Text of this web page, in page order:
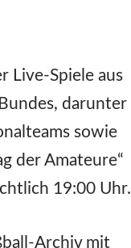
Live-Spiele aus
darunter
sowie
der Amateure“
19:00 Uhr.
Archiv mit